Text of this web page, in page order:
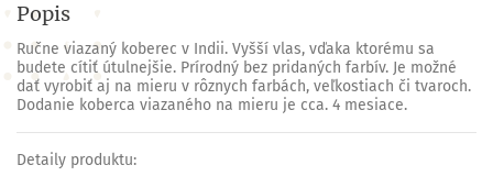
Popis
Ručne viazaný koberec v Indii. Vyšší vlas, vďaka ktorému sa
budete cítiť útulnejšie. Prírodný bez pridaných farbív. Je možné
dať vyrobiť aj na mieru v rôznych farbách, veľkostiach či tvaroch.
Dodanie koberca viazaného na mieru je cca. 4 mesiace.
Detaily produktu: